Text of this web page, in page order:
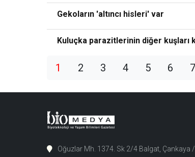
Gekoların 'altıncı hisleri' var
Kuluçka parazitlerinin diğer kuşları
1 2 3 4 5 6 7
Oğuzlar Mh. 1374. Sk 2/4 Balgat, Çankaya